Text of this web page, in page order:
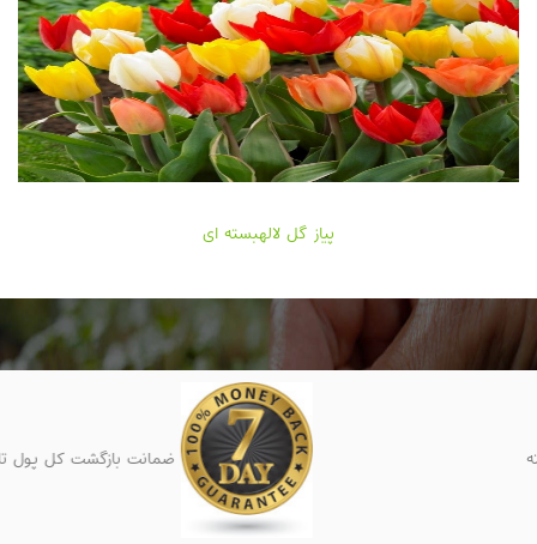
پیاز گل لالهبسته ای
ضمانت بازگشت کل پول تا 7 روز